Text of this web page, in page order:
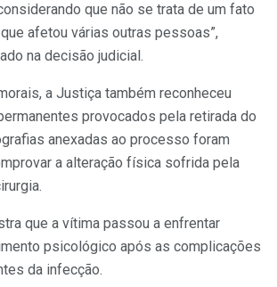
que não se trata de um fato
afetou várias outras pessoas”,
na decisão judicial.
a Justiça também reconheceu
provocados pela retirada do
anexadas ao processo foram
a alteração física sofrida pela
que a vítima passou a enfrentar
psicológico após as complicações
da infecção.